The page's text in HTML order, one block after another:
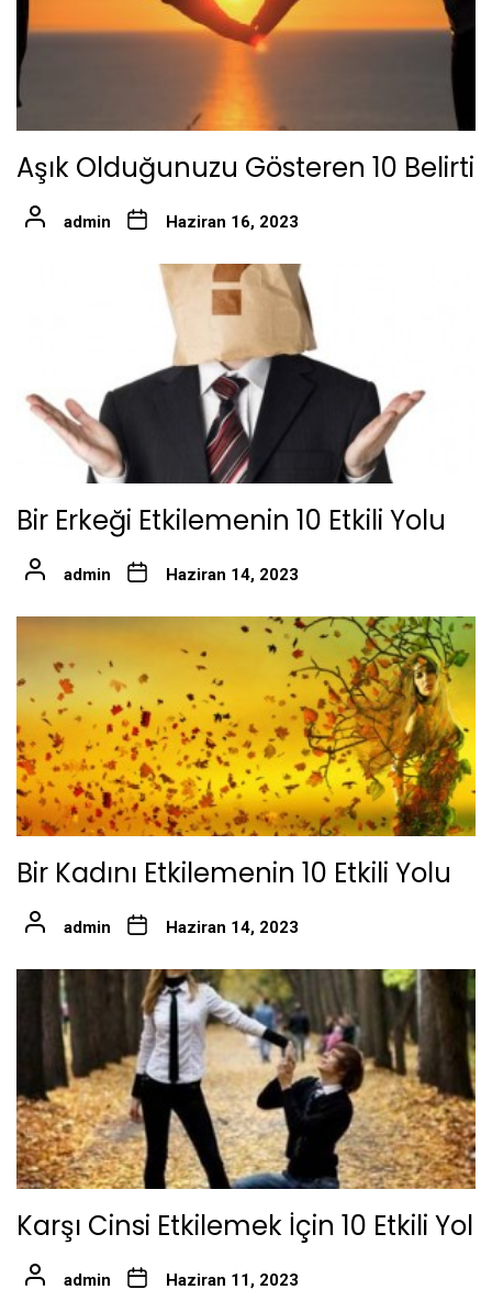
Aşık Olduğunuzu Gösteren 10 Belirti
admin Haziran 16, 2023
Bir Erkeği Etkilemenin 10 Etkili Yolu
admin Haziran 14, 2023
Bir Kadını Etkilemenin 10 Etkili Yolu
admin Haziran 14, 2023
Karşı Cinsi Etkilemek İçin 10 Etkili Yol
admin Haziran 11, 2023